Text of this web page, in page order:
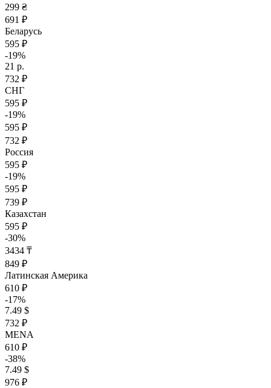
299 ₴
691 ₽
Беларусь
595 ₽
-19%
21 р.
732 ₽
СНГ
595 ₽
-19%
595 ₽
732 ₽
Россия
595 ₽
-19%
595 ₽
739 ₽
Казахстан
595 ₽
-30%
3434 ₸
849 ₽
Латинская Америка
610 ₽
-17%
7.49 $
732 ₽
MENA
610 ₽
-38%
7.49 $
976 ₽